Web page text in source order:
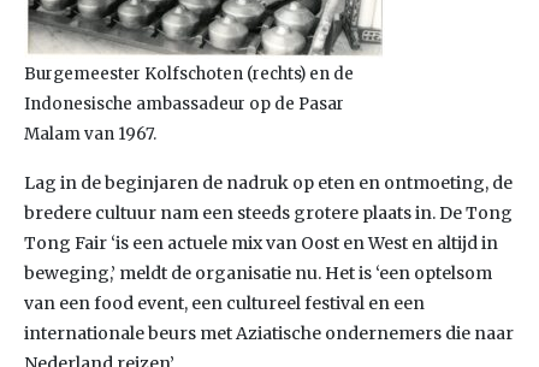
Burgemeester Kolfschoten (rechts) en de
Indonesische ambassadeur op de Pasar
Malam van 1967.
Lag in de beginjaren de nadruk op eten en ontmoeting, de
bredere cultuur nam een steeds grotere plaats in. De Tong
Tong Fair ‘is een actuele mix van Oost en West en altijd in
beweging,’ meldt de organisatie nu. Het is ‘een optelsom
van een food event, een cultureel festival en een
internationale beurs met Aziatische ondernemers die naar